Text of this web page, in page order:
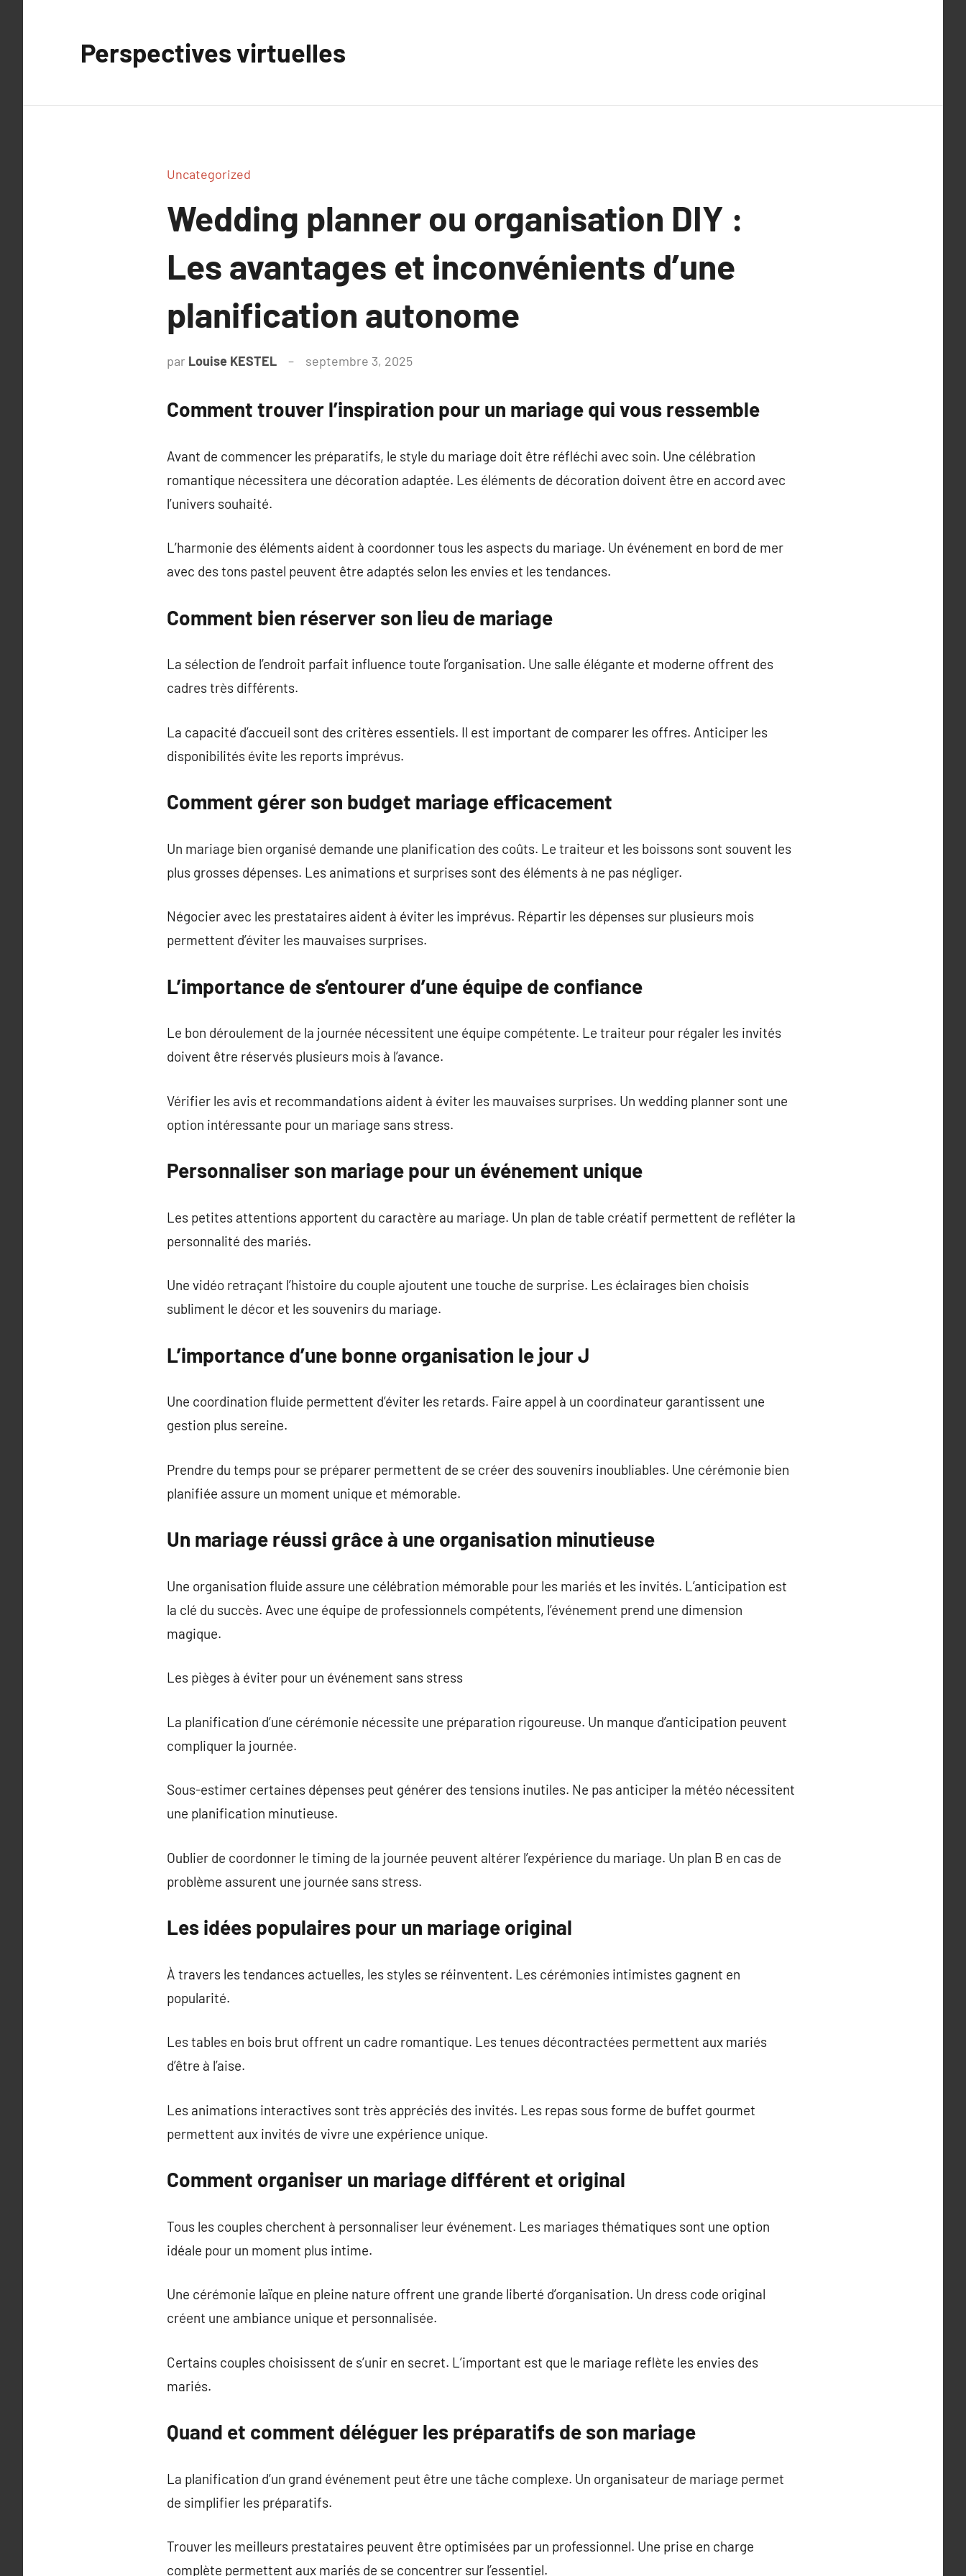
Perspectives virtuelles
Uncategorized
Wedding planner ou organisation DIY :
Les avantages et inconvénients d’une
planification autonome
par Louise KESTEL septembre 3, 2025
Comment trouver l’inspiration pour un mariage qui vous ressemble
Avant de commencer les préparatifs, le style du mariage doit être réfléchi avec soin. Une célébration
romantique nécessitera une décoration adaptée. Les éléments de décoration doivent être en accord avec
l’univers souhaité.
L’harmonie des éléments aident à coordonner tous les aspects du mariage. Un événement en bord de mer
avec des tons pastel peuvent être adaptés selon les envies et les tendances.
Comment bien réserver son lieu de mariage
La sélection de l’endroit parfait influence toute l’organisation. Une salle élégante et moderne offrent des
cadres très différents.
La capacité d’accueil sont des critères essentiels. Il est important de comparer les offres. Anticiper les
disponibilités évite les reports imprévus.
Comment gérer son budget mariage efficacement
Un mariage bien organisé demande une planification des coûts. Le traiteur et les boissons sont souvent les
plus grosses dépenses. Les animations et surprises sont des éléments à ne pas négliger.
Négocier avec les prestataires aident à éviter les imprévus. Répartir les dépenses sur plusieurs mois
permettent d’éviter les mauvaises surprises.
L’importance de s’entourer d’une équipe de confiance
Le bon déroulement de la journée nécessitent une équipe compétente. Le traiteur pour régaler les invités
doivent être réservés plusieurs mois à l’avance.
Vérifier les avis et recommandations aident à éviter les mauvaises surprises. Un wedding planner sont une
option intéressante pour un mariage sans stress.
Personnaliser son mariage pour un événement unique
Les petites attentions apportent du caractère au mariage. Un plan de table créatif permettent de refléter la
personnalité des mariés.
Une vidéo retraçant l’histoire du couple ajoutent une touche de surprise. Les éclairages bien choisis
subliment le décor et les souvenirs du mariage.
L’importance d’une bonne organisation le jour J
Une coordination fluide permettent d’éviter les retards. Faire appel à un coordinateur garantissent une
gestion plus sereine.
Prendre du temps pour se préparer permettent de se créer des souvenirs inoubliables. Une cérémonie bien
planifiée assure un moment unique et mémorable.
Un mariage réussi grâce à une organisation minutieuse
Une organisation fluide assure une célébration mémorable pour les mariés et les invités. L’anticipation est
la clé du succès. Avec une équipe de professionnels compétents, l’événement prend une dimension
magique.
Les pièges à éviter pour un événement sans stress
La planification d’une cérémonie nécessite une préparation rigoureuse. Un manque d’anticipation peuvent
compliquer la journée.
Sous-estimer certaines dépenses peut générer des tensions inutiles. Ne pas anticiper la météo nécessitent
une planification minutieuse.
Oublier de coordonner le timing de la journée peuvent altérer l’expérience du mariage. Un plan B en cas de
problème assurent une journée sans stress.
Les idées populaires pour un mariage original
À travers les tendances actuelles, les styles se réinventent. Les cérémonies intimistes gagnent en
popularité.
Les tables en bois brut offrent un cadre romantique. Les tenues décontractées permettent aux mariés
d’être à l’aise.
Les animations interactives sont très appréciés des invités. Les repas sous forme de buffet gourmet
permettent aux invités de vivre une expérience unique.
Comment organiser un mariage différent et original
Tous les couples cherchent à personnaliser leur événement. Les mariages thématiques sont une option
idéale pour un moment plus intime.
Une cérémonie laïque en pleine nature offrent une grande liberté d’organisation. Un dress code original
créent une ambiance unique et personnalisée.
Certains couples choisissent de s’unir en secret. L’important est que le mariage reflète les envies des
mariés.
Quand et comment déléguer les préparatifs de son mariage
La planification d’un grand événement peut être une tâche complexe. Un organisateur de mariage permet
de simplifier les préparatifs.
Trouver les meilleurs prestataires peuvent être optimisées par un professionnel. Une prise en charge
complète permettent aux mariés de se concentrer sur l’essentiel.